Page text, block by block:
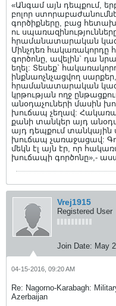
«Անգամ այն դեպքում,
բոլոր
գործիքները, բաց
ու
հրամանատարական
Մինչդեռ հակառակորդը
գործոնը, ավելին` դա
եղել: Տեսեք`
ինքնաոչնչացվող
հրամանատարական
կրթության ողջ
անօդաչուների մասին
խուճապ չեղավ:
քանի տանկեր այդ
այդ դեպքում տանկային
խուճապ չառաջացավ:
մեկն էլ այն էր, որ
խուճապի գործոնը»,-
Vrej1915
Registered User
Join Date: May
04-15-2016, 09:20 AM
Re: Nagorno-Karabagh:
Azerbaijan